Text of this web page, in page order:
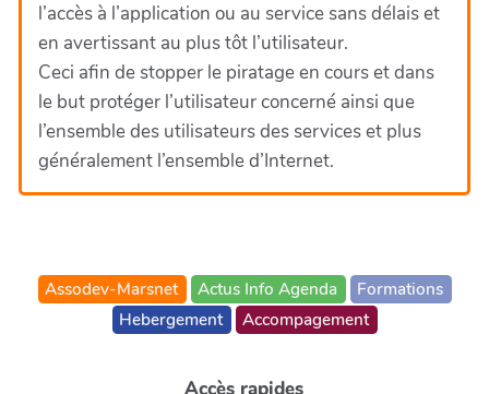
l’accès à l’application ou au service sans délais et
en avertissant au plus tôt l’utilisateur.
Ceci afin de stopper le piratage en cours et dans
le but protéger l’utilisateur concerné ainsi que
l’ensemble des utilisateurs des services et plus
généralement l’ensemble d’Internet.
Assodev-Marsnet Actus Info Agenda
Formations
Hebergement
Accompagement